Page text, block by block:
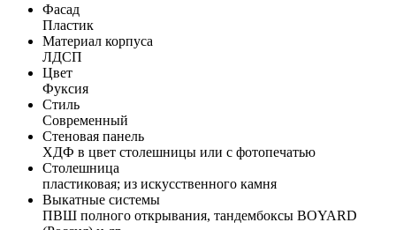
Фасад
Пластик
Материал корпуса
ЛДСП
Цвет
Фуксия
Стиль
Современный
Стеновая панель
ХДФ в цвет столешницы или с фотопечатью
Столешница
пластиковая; из искусственного камня
Выкатные системы
ПВШ полного открывания, тандембоксы BOYARD